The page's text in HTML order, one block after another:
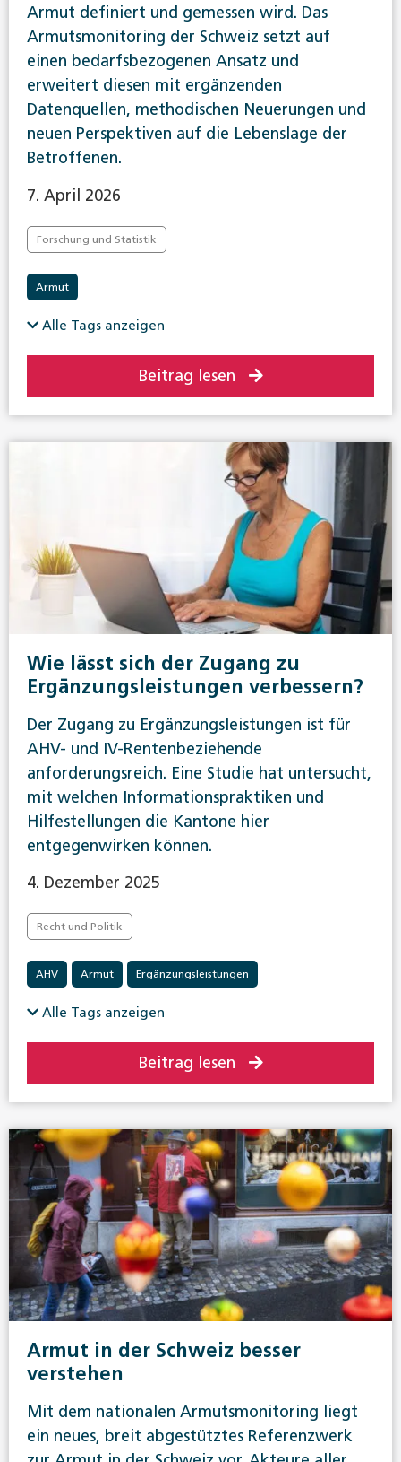
Armut definiert und gemessen wird. Das
Armutsmonitoring der Schweiz setzt auf
einen bedarfsbezogenen Ansatz und
erweitert diesen mit ergänzenden
Datenquellen, methodischen Neuerungen und
neuen Perspektiven auf die Lebenslage der
Betroffenen.
7. April 2026
Forschung und Statistik
Armut
Alle Tags anzeigen
Beitrag lesen
Wie lässt sich der Zugang zu
Ergänzungsleistungen verbessern?
Der Zugang zu Ergänzungsleistungen ist für
AHV- und IV-Rentenbeziehende
anforderungsreich. Eine Studie hat untersucht,
mit welchen Informationspraktiken und
Hilfestellungen die Kantone hier
entgegenwirken können.
4. Dezember 2025
Recht und Politik
AHV Armut Ergänzungsleistungen
Alle Tags anzeigen
Beitrag lesen
Armut in der Schweiz besser
verstehen
Mit dem nationalen Armutsmonitoring liegt
ein neues, breit abgestütztes Referenzwerk